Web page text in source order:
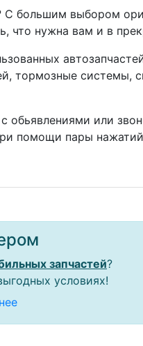
большим выбором
что нужна вам и в
тормозные системы,
обьявлениями или
помощи пары
запчастей?
условиях!